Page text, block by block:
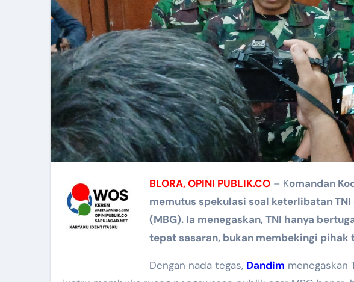
BLORA, OPINI PUBLIK.CO– Komandan
memutus spekulasi soal keterlibatan
(MBG). Ia menegaskan, TNI hanya
tepat sasaran, bukan membekingi pihak
Dengan nada tegas, Dandim menegaskan